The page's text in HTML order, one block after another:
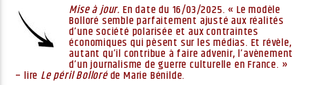
Radio Univers
Mise à jour. En date du 16/03/2025. « Le modèle
Bolloré semble parfaitement ajusté aux réalités
d’une société polarisée et aux contraintes
économiques qui pèsent sur les médias. Et révèle,
autant qu’il contribue à faire advenir, l’avènement
d’un journalisme de guerre culturelle en France. »
– lire Le péril Bolloréde Marie Bénilde.